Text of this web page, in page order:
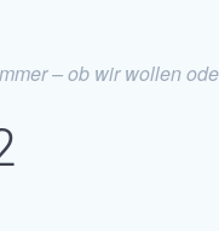
– ob wir wollen